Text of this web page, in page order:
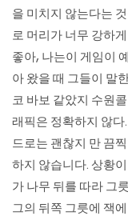
을 미치지 않는다는
로 머리가 너무 강하
좋아, 나는이 게임이
아 왔을 때 그들이 말
코 바보 같았지 수원
래픽은 정확하지 않다
드로는 괜찮지 만 끔
하지 않습니다. 상황
가 나무 뒤를 따라 그
그의 뒤쪽 그릇에 잭